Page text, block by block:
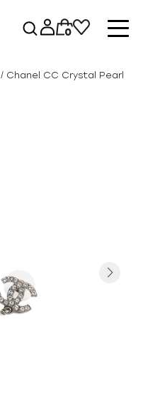
0
/ Chanel CC Crystal Pearl
Next